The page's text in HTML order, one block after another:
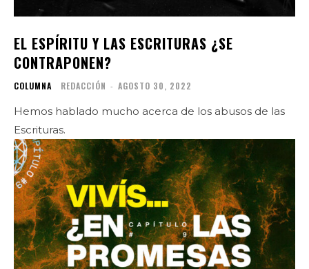
EL ESPÍRITU Y LAS ESCRITURAS ¿SE
CONTRAPONEN?
COLUMNA REDACCIÓN - AGOSTO 30, 2022
Hemos hablado mucho acerca de los abusos de las
Escrituras.